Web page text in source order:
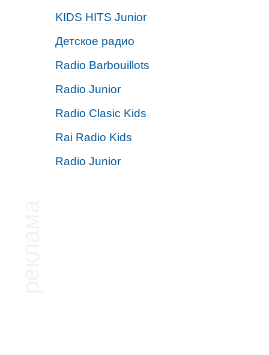
KIDS HITS Junior
Детское радио
Radio Barbouillots
Radio Junior
Radio Clasic Kids
Rai Radio Kids
Radio Junior